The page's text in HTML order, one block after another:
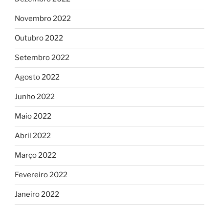
Novembro 2022
Outubro 2022
Setembro 2022
Agosto 2022
Junho 2022
Maio 2022
Abril 2022
Março 2022
Fevereiro 2022
Janeiro 2022